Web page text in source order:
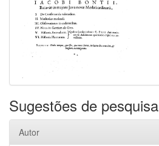
Sugestões de pesquisa
Autor